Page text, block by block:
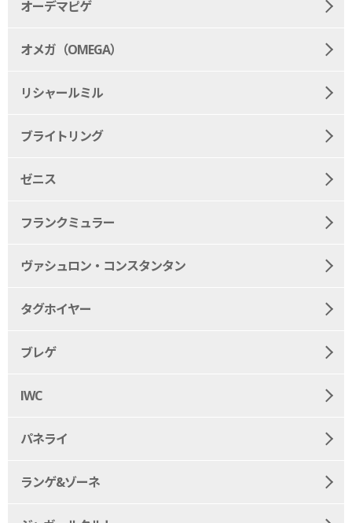
オーデマピゲ
オメガ（OMEGA）
リシャールミル
ブライトリング
ゼニス
フランクミュラー
ヴァシュロン・コンスタンタン
タグホイヤー
ブレゲ
IWC
パネライ
ランゲ&ゾーネ